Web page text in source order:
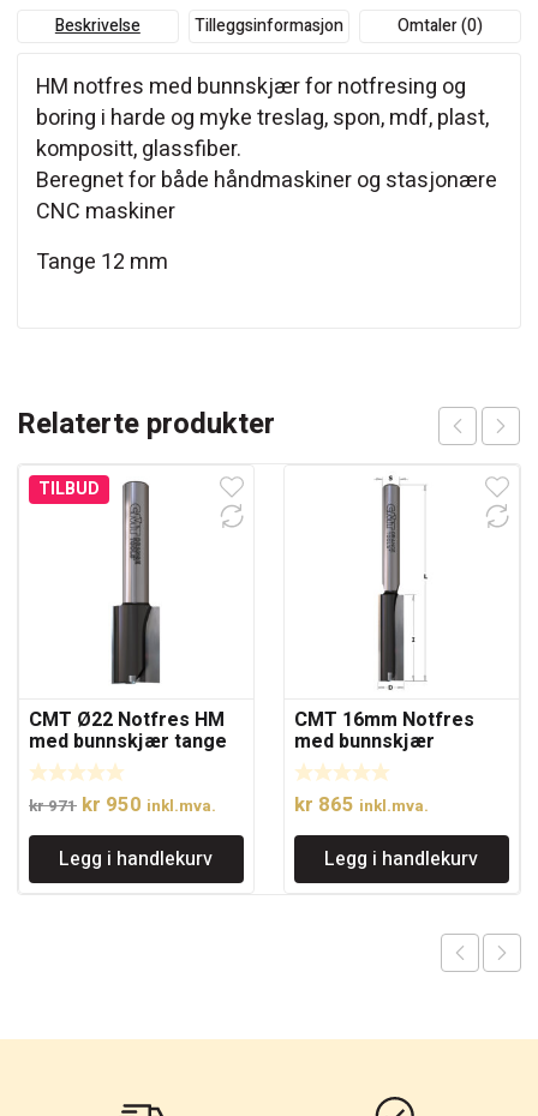
Beskrivelse Tilleggsinformasjon Omtaler (0)
HM notfres med bunnskjær for notfresing og
boring i harde og myke treslag, spon, mdf, plast,
kompositt, glassfiber.
Beregnet for både håndmaskiner og stasjonære
CNC maskiner
Tange 12 mm
Relaterte produkter
TILBUD
CMT Ø22 Notfres HM
med bunnskjær tange
12
kr971 Opprinnelig
pris
var:
kr 971.
kr 950 Nåværende
pris
er:
kr 950.
inkl.mva.
Legg i handlekurv
CMT 16mm Notfres
med bunnskjær
kr 865 inkl.mva.
Legg i handlekurv